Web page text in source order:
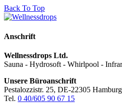
Back To Top
Anschrift
Wellnessdrops Ltd.
Sauna - Hydrosoft - Whirlpool -
Unsere Büroanschrift
Pestalozzistr. 25, DE-22305 Hamburg
Tel. 0 40/605 90 67 15